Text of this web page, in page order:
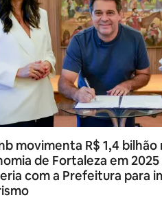
movimenta R$ 1,4 bilhão
de Fortaleza em
com a Prefeitura para